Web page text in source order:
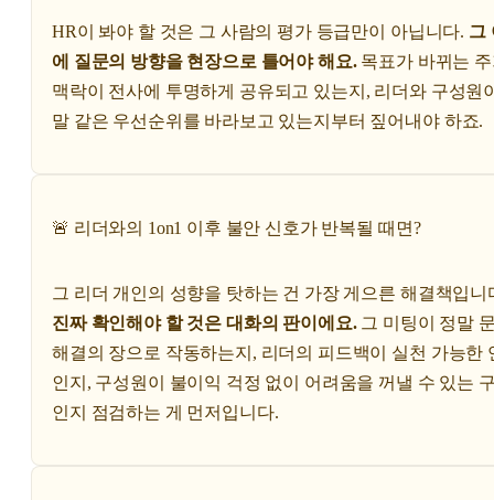
HR이 봐야 할 것은 그 사람의 평가 등급만이 아닙니다. 그
에 질문의 방향을 현장으로 틀어야 해요.목표가 바뀌는
맥락이 전사에 투명하게 공유되고 있는지, 리더와 구성원
말 같은 우선순위를 바라보고 있는지부터 짚어내야 하죠.
🚨 리더와의 1on1 이후 불안 신호가 반복될 때면?
그 리더 개인의 성향을 탓하는 건 가장 게으른 해결책입니
진짜 확인해야 할 것은 대화의 판이에요.그 미팅이 정말
해결의 장으로 작동하는지, 리더의 피드백이 실천 가능한
인지, 구성원이 불이익 걱정 없이 어려움을 꺼낼 수 있는
인지 점검하는 게 먼저입니다.